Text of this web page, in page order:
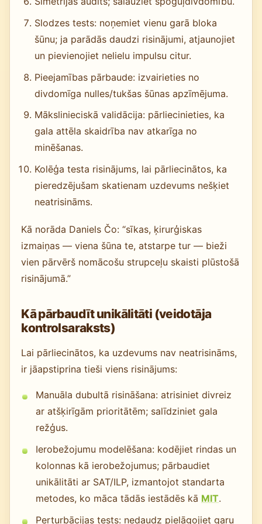
Slodzes tests: noņemiet vienu garā bloka
šūnu; ja parādās daudzi risinājumi, atjaunojiet
un pievienojiet nelielu impulsu citur.
Pieejamības pārbaude: izvairieties no
divdomīga nulles/tukšas šūnas apzīmējuma.
Mākslinieciskā validācija: pārliecinieties, ka
gala attēla skaidrība nav atkarīga no
minēšanas.
Kolēģa testa risinājums, lai pārliecinātos, ka
pieredzējušam skatienam uzdevums nešķiet
neatrisināms.
Kā norāda Daniels Čo: “sīkas, ķirurģiskas
izmaiņas — viena šūna te, atstarpe tur — bieži
vien pārvērš nomācošu strupceļu skaisti plūstošā
risinājumā.”
Kā pārbaudīt unikālitāti (veidotāja
kontrolsaraksts)
Lai pārliecinātos, ka uzdevums nav neatrisināms,
ir jāapstiprina tieši viens risinājums:
Manuāla dubultā risināšana: atrisiniet divreiz
ar atšķirīgām prioritātēm; salīdziniet gala
režģus.
Ierobežojumu modelēšana: kodējiet rindas un
kolonnas kā ierobežojumus; pārbaudiet
unikālitāti ar SAT/ILP, izmantojot standarta
metodes, ko māca tādās iestādēs kā MIT.
Perturbācijas tests: nedaudz pielāgojiet garu